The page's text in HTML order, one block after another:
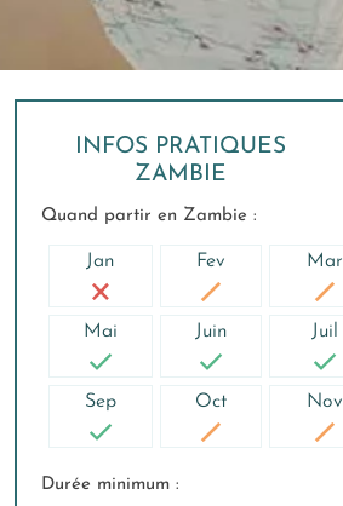
INFOS PRATIQUES
ZAMBIE
Quand partir en Zambie :
Jan Fev Mar
Mai Juin Juil
Sep Oct Nov
Durée minimum :